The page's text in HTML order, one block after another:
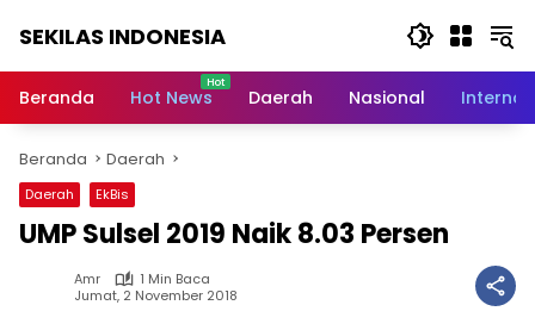
SEKILAS INDONESIA
Terkini,
Latest
World,
Headlines,
News
Beranda Hot News Daerah Nasional
Beranda Daerah
Daerah EkBis
UMP Sulsel 2019 Naik 8.03 Persen
Amr
1 Min Baca
Jumat, 2 November 2018